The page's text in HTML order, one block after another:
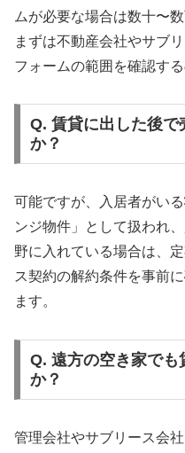
ムが必要な場合は数十〜
まずは不動産会社やサブ
フォームの範囲を確認す
Q. 賃貸に出した後
か？
可能ですが、入居者がい
ンジ物件」として扱われ
野に入れている場合は、
ス契約の解約条件を事前
ます。
Q. 遠方の空き家で
か？
管理会社やサブリース会